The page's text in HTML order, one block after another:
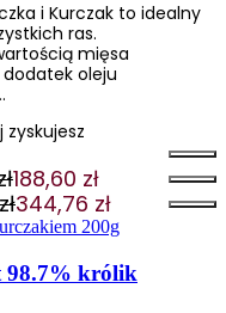
i Kurczak to idealny
ras.
mięsa
oleju
188,60 zł
zł344,76 zł
98.7% królik